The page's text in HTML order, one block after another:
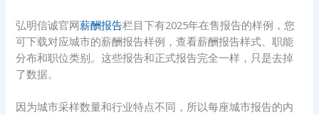
弘明信诚官网薪酬报告栏目下有2025年在售报告的样例，您
可下载对应城市的薪酬报告样例，查看薪酬报告样式、职能
分布和职位类别。这些报告和正式报告完全一样，只是去掉
了数据。
因为城市采样数量和行业特点不同，所以每座城市报告的内